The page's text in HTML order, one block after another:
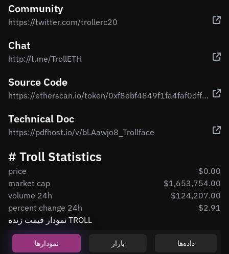
Community
https://twitter.com/trollerc20
Chat
http://t.me/TrollETH
Source Code
https://etherscan.io/token/0xf8ebf4849f1fa4faf0dff2106a173d3a6cb2eb3a#code
Technical Doc
https://pdfhost.io/v/bl.Aawjo8_Trollface
# Troll Statistics
price
$0.00
market cap
$1,653,754.00
volume 24h
$124,207.00
percent change 24h
$2.91
نمودار قیمت زنده TROLL
نمودارها بازار داده‌ها